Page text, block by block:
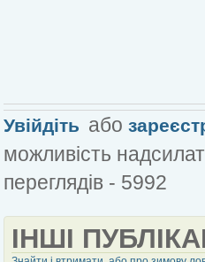
Увійдіть або
можливість
переглядів - 5992
ІНШІ